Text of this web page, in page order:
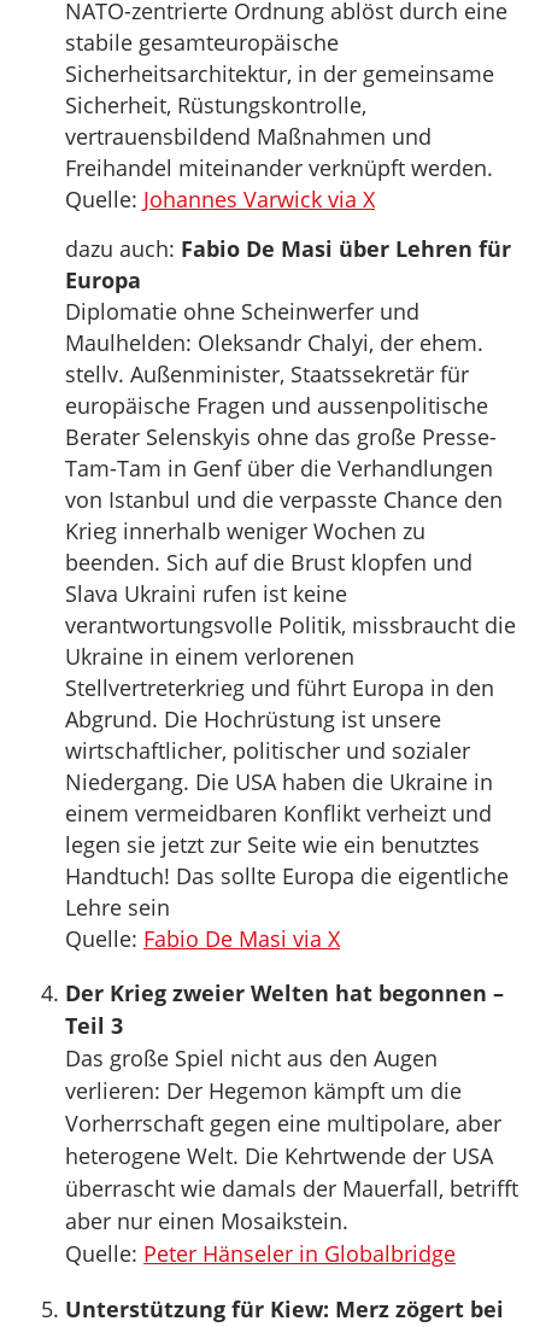
NATO-zentrierte Ordnung ablöst durch eine
stabile gesamteuropäische
Sicherheitsarchitektur, in der gemeinsame
Sicherheit, Rüstungskontrolle,
vertrauensbildend Maßnahmen und
Freihandel miteinander verknüpft werden.
Quelle: Johannes Varwick via X
dazu auch: Fabio De Masi über Lehren für
Europa
Diplomatie ohne Scheinwerfer und
Maulhelden: Oleksandr Chalyi, der ehem.
stellv. Außenminister, Staatssekretär für
europäische Fragen und aussenpolitische
Berater Selenskyis ohne das große Presse-
Tam-Tam in Genf über die Verhandlungen
von Istanbul und die verpasste Chance den
Krieg innerhalb weniger Wochen zu
beenden. Sich auf die Brust klopfen und
Slava Ukraini rufen ist keine
verantwortungsvolle Politik, missbraucht die
Ukraine in einem verlorenen
Stellvertreterkrieg und führt Europa in den
Abgrund. Die Hochrüstung ist unsere
wirtschaftlicher, politischer und sozialer
Niedergang. Die USA haben die Ukraine in
einem vermeidbaren Konflikt verheizt und
legen sie jetzt zur Seite wie ein benutztes
Handtuch! Das sollte Europa die eigentliche
Lehre sein
Quelle: Fabio De Masi via X
Der Krieg zweier Welten hat begonnen –
Teil 3
Das große Spiel nicht aus den Augen
verlieren: Der Hegemon kämpft um die
Vorherrschaft gegen eine multipolare, aber
heterogene Welt. Die Kehrtwende der USA
überrascht wie damals der Mauerfall, betrifft
aber nur einen Mosaikstein.
Quelle: Peter Hänseler in Globalbridge
Unterstützung für Kiew: Merz zögert bei